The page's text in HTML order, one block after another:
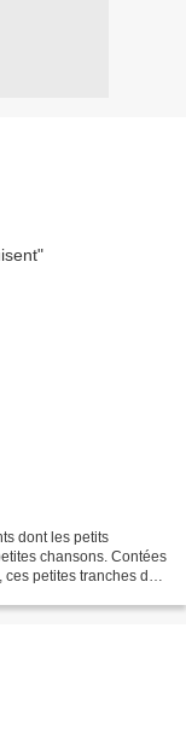
dont les petits
chansons. Contées
petites tranches de